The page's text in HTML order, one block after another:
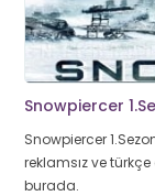
Snowpiercer
Snowpiercer
reklamsız ve
burada.